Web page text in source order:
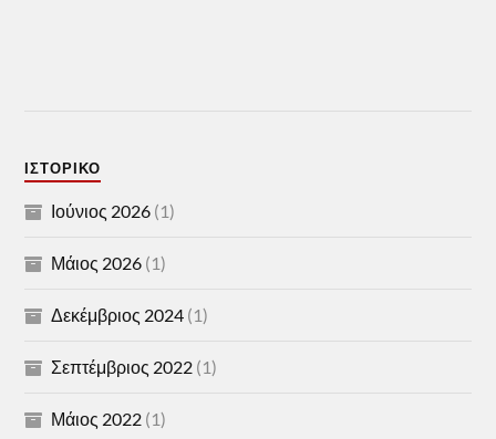
ΙΣΤΟΡΙΚΌ
Ιούνιος 2026 (1)
Μάιος 2026 (1)
Δεκέμβριος 2024 (1)
Σεπτέμβριος 2022 (1)
Μάιος 2022 (1)